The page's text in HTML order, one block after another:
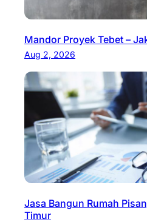
Mandor Proyek Tebet –
Aug 2, 2026
Jasa Bangun Rumah
Timur